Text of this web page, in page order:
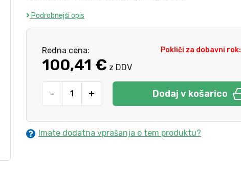
Podrobnejši opis
Pokliči za dobavni rok:
Redna cena:
100,41 € z DDV
- + Dodaj v košarico
Imate dodatna vprašanja o tem produktu?